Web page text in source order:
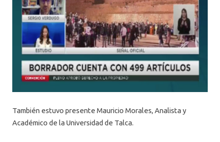
También estuvo presente Mauricio Morales, Analista y
Académico de la Universidad de Talca.